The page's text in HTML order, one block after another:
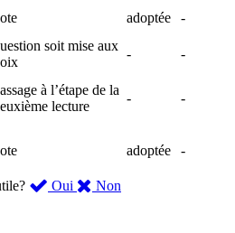
adoptée
-
soit mise aux
-
-
à l’étape de la
lecture
- -
adoptée -
Oui ,
Non